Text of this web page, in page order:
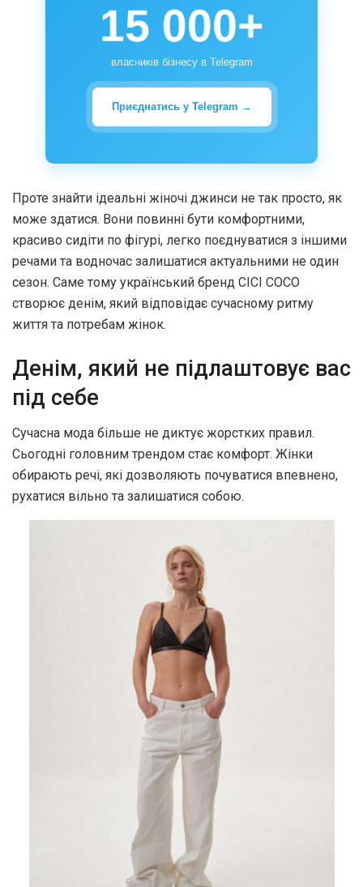
15 000+
власників бізнесу в Telegram
Приєднатись у Telegram →
Проте знайти ідеальні жіночі джинси не так просто, як
може здатися. Вони повинні бути комфортними,
красиво сидіти по фігурі, легко поєднуватися з іншими
речами та водночас залишатися актуальними не один
сезон. Саме тому український бренд CICI COCO
створює денім, який відповідає сучасному ритму
життя та потребам жінок.
Денім, який не підлаштовує вас
під себе
Сучасна мода більше не диктує жорстких правил.
Сьогодні головним трендом стає комфорт. Жінки
обирають речі, які дозволяють почуватися впевнено,
рухатися вільно та залишатися собою.